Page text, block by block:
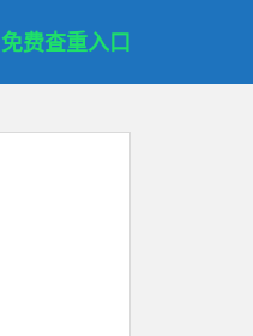
免费查重入口